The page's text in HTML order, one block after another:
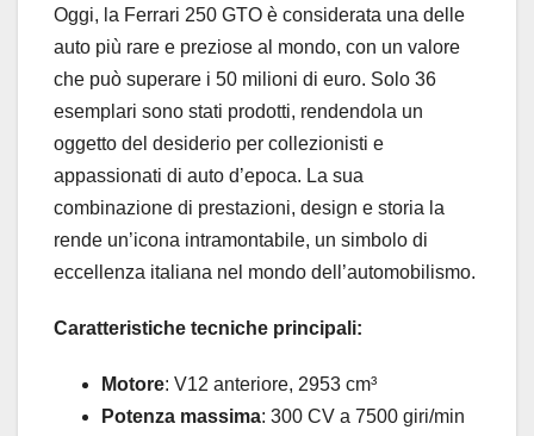
Oggi, la Ferrari 250 GTO è considerata una delle
auto più rare e preziose al mondo, con un valore
che può superare i 50 milioni di euro. Solo 36
esemplari sono stati prodotti, rendendola un
oggetto del desiderio per collezionisti e
appassionati di auto d’epoca. La sua
combinazione di prestazioni, design e storia la
rende un’icona intramontabile, un simbolo di
eccellenza italiana nel mondo dell’automobilismo.
Caratteristiche tecniche principali:
Motore: V12 anteriore, 2953 cm³
Potenza massima: 300 CV a 7500 giri/min